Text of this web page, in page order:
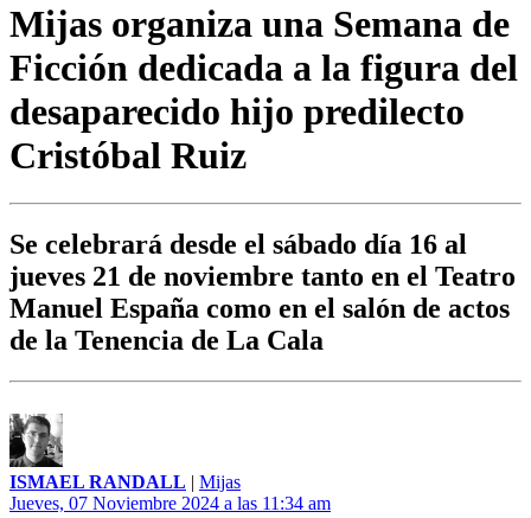
Mijas organiza una Semana de
Ficción dedicada a la figura del
desaparecido hijo predilecto
Cristóbal Ruiz
Se celebrará desde el sábado día 16 al
jueves 21 de noviembre tanto en el Teatro
Manuel España como en el salón de actos
de la Tenencia de La Cala
ISMAEL RANDALL | Mijas
Jueves, 07 Noviembre 2024 a las 11:34 am